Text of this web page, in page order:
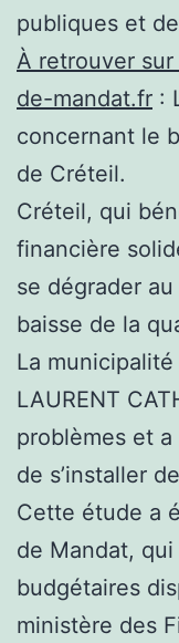
publiques et
À retrouver
de-mandat.fr :
concernant le
de Créteil.
Créteil, qui
financière
se dégrader
baisse de la
La
LAURENT
problèmes et
de s’installer
Cette étude a
de Mandat,
budgétaires
ministère des